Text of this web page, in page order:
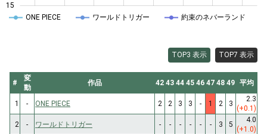
15
ONE PIECE ワールドトリガー 約束のネバーランド
TOP3 表示 TOP7 表示
#
変
動
作品 42 43 44 45 46 47 48 49 平均
1 - ONE PIECE 2 2 3 3 - 1 2 3
2.3
(+0.1)
2
- ワールドトリガー - - - - - - 3 5
4.0
(+1.0)